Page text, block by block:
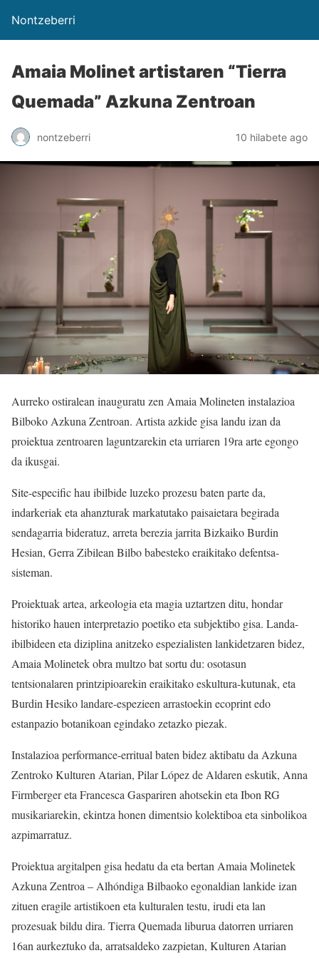
Nontzeberri
Amaia Molinet artistaren “Tierra
Quemada” Azkuna Zentroan
nontzeberri 10 hilabete ago
Aurreko ostiralean inauguratu zen Amaia Molineten instalazioa
Bilboko Azkuna Zentroan. Artista azkide gisa landu izan da
proiektua zentroaren laguntzarekin eta urriaren 19ra arte egongo
da ikusgai.
Site-especific hau ibilbide luzeko prozesu baten parte da,
indarkeriak eta ahanzturak markatutako paisaietara begirada
sendagarria bideratuz, arreta berezia jarrita Bizkaiko Burdin
Hesian, Gerra Zibilean Bilbo babesteko eraikitako defentsa-
sisteman.
Proiektuak artea, arkeologia eta magia uztartzen ditu, hondar
historiko hauen interpretazio poetiko eta subjektibo gisa. Landa-
ibilbideen eta diziplina anitzeko espezialisten lankidetzaren bidez,
Amaia Molinetek obra multzo bat sortu du: osotasun
tentsionalaren printzipioarekin eraikitako eskultura-kutunak, eta
Burdin Hesiko landare-espezieen arrastoekin ecoprint edo
estanpazio botanikoan egindako zetazko piezak.
Instalazioa performance-erritual baten bidez aktibatu da Azkuna
Zentroko Kulturen Atarian, Pilar López de Aldaren eskutik, Anna
Firmberger eta Francesca Gaspariren ahotsekin eta Ibon RG
musikariarekin, ekintza honen dimentsio kolektiboa eta sinbolikoa
azpimarratuz.
Proiektua argitalpen gisa hedatu da eta bertan Amaia Molinetek
Azkuna Zentroa – Alhóndiga Bilbaoko egonaldian lankide izan
zituen eragile artistikoen eta kulturalen testu, irudi eta lan
prozesuak bildu dira. Tierra Quemada liburua datorren urriaren
16an aurkeztuko da, arratsaldeko zazpietan, Kulturen Atarian